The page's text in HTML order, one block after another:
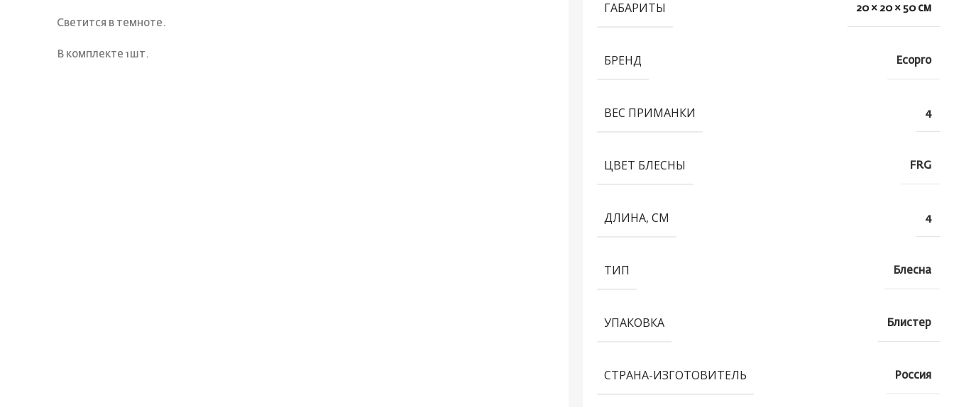
Светится в темноте.
В комплекте 1шт.
ГАБАРИТЫ 20 × 20 × 50 см
БРЕНД Ecopro
ВЕС ПРИМАНКИ 4
ЦВЕТ БЛЕСНЫ FRG
ДЛИНА, СМ 4
ТИП Блесна
УПАКОВКА Блистер
СТРАНА-ИЗГОТОВИТЕЛЬ Россия